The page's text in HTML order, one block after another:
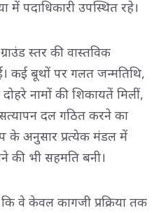
पदाधिकारी उपस्थित रहे।
स्तर की वास्तविक
कई बूथों पर गलत जन्मतिथि,
नामों की शिकायतें मिलीं,
दल गठित करने का
के अनुसार प्रत्येक मंडल में
की भी सहमति बनी।
वे केवल कागजी प्रक्रिया तक